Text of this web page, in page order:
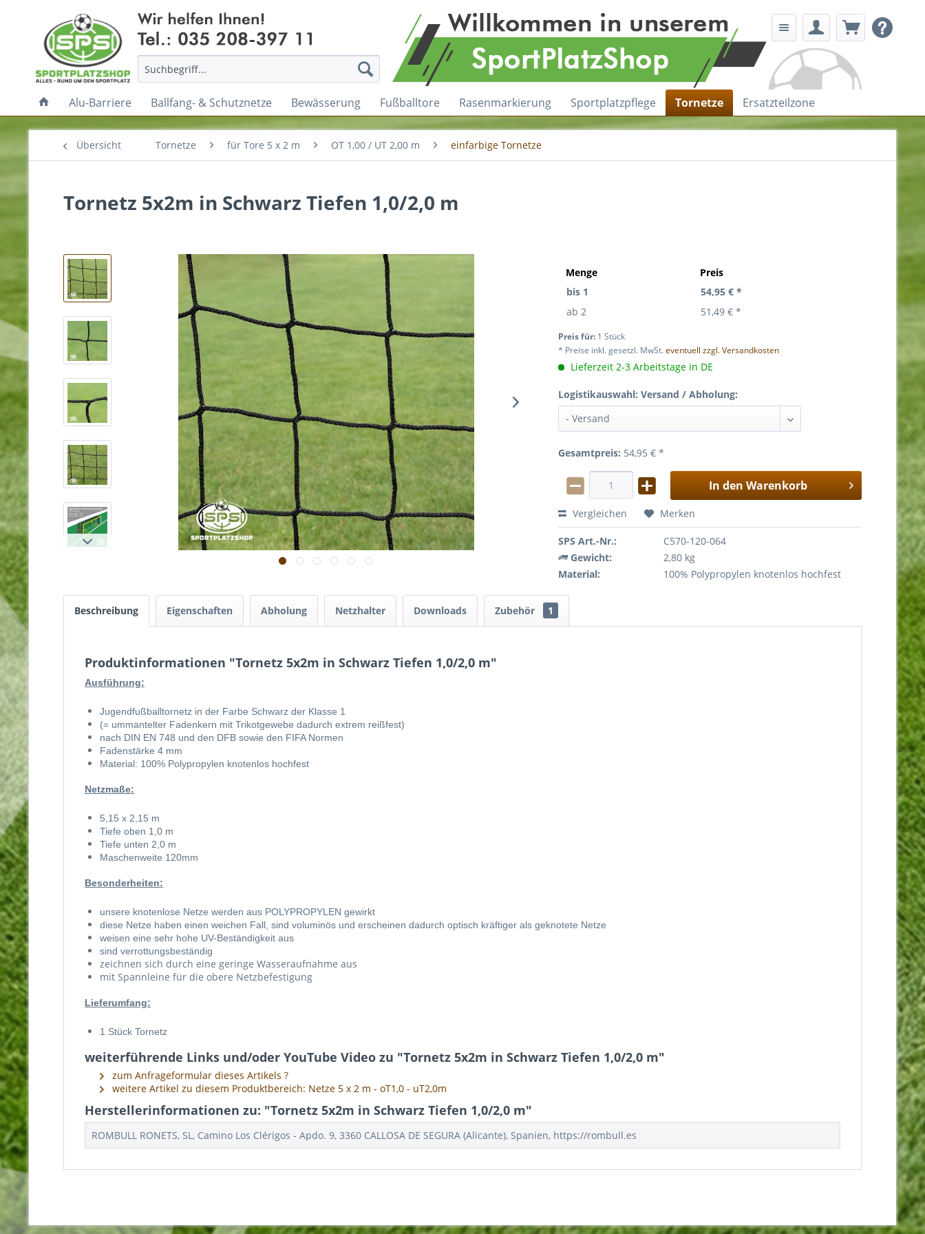
Alu-Barriere Ballfang- & Schutznetze Bewässerung Fußballtore Rasenmarkierung Sportplatzpflege Tornetze Ersatzteilzone
Übersicht Tornetze für Tore 5 x 2 m OT 1,00 / UT 2,00 m einfarbige Tornetze
Tornetz 5x2m in Schwarz Tiefen 1,0/2,0 m
Menge
Preis
bis 1
54,95 € *
ab2 51,49 € *
Preis für: 1 Stück
* Preise inkl. gesetzl. MwSt.eventuell zzgl. Versandkosten
Lieferzeit 2-3 Arbeitstage in DE
Logistikauswahl: Versand / Abholung:
Gesamtpreis: 54,95 € *
In den Warenkorb
Vergleichen Merken
SPS Art.-Nr.:
C570-120-064
Gewicht:
2,80 kg
Material:
100% Polypropylen knotenlos hochfest
Beschreibung Eigenschaften Abholung Netzhalter Downloads Zubehör 1
Produktinformationen "Tornetz 5x2m in Schwarz Tiefen 1,0/2,0 m"
Ausführung:
Jugendfußballtornetz in der Farbe Schwarz der Klasse 1
(= ummantelter Fadenkern mit Trikotgewebe dadurch extrem reißfest)
nach DIN EN 748 und den DFB sowie den FIFA Normen
Fadenstärke 4 mm
Material: 100% Polypropylen knotenlos hochfest
Netzmaße:
5,15 x 2,15 m
Tiefe oben 1,0 m
Tiefe unten 2,0 m
Maschenweite 120mm
Besonderheiten:
unsere knotenlose Netze werden aus POLYPROPYLEN gewirkt
diese Netze haben einen weichen Fall, sind voluminös und erscheinen dadurch optisch kräftiger als geknotete Netze
weisen eine sehr hohe UV-Beständigkeit aus
sind verrottungsbeständig
zeichnen sich durch eine geringe Wasseraufnahme aus
mit Spannleine für die obere Netzbefestigung
Lieferumfang:
1 Stück Tornetz
weiterführende Links und/oder YouTube Video zu "Tornetz 5x2m in Schwarz Tiefen 1,0/2,0 m"
zum Anfrageformular dieses Artikels ?
weitere Artikel zu diesem Produktbereich: Netze 5 x 2 m - oT1,0 - uT2,0m
Herstellerinformationen zu: "Tornetz 5x2m in Schwarz Tiefen 1,0/2,0 m"
ROMBULL RONETS, SL, Camino Los Clérigos - Apdo. 9, 3360 CALLOSA DE SEGURA (Alicante), Spanien, https://rombull.es